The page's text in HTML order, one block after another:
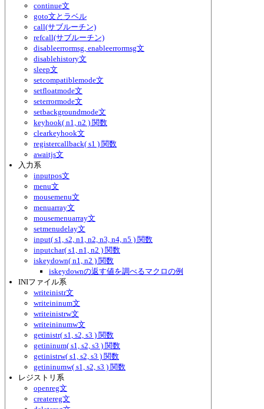
continue文
goto文とラベル
call(サブルーチン)
refcall(サブルーチン)
disableerrormsg, enableerrormsg文
disablehistory文
sleep文
setcompatiblemode文
setfloatmode文
seterrormode文
setbackgroundmode文
keyhook( n1, n2 ) 関数
clearkeyhook文
registercallback( s1 ) 関数
awaitjs文
入力系
inputpos文
menu文
mousemenu文
menuarray文
mousemenuarray文
setmenudelay文
input( s1, s2, n1, n2, n3, n4, n5 ) 関数
inputchar( s1, n1, n2 ) 関数
iskeydown( n1, n2 ) 関数
iskeydownの返す値を調べるマクロの例
INIファイル系
writeinistr文
writeininum文
writeinistrw文
writeininumw文
getinistr( s1, s2, s3 ) 関数
getininum( s1, s2, s3 ) 関数
getinistrw( s1, s2, s3 ) 関数
getininumw( s1, s2, s3 ) 関数
レジストリ系
openreg文
createreg文